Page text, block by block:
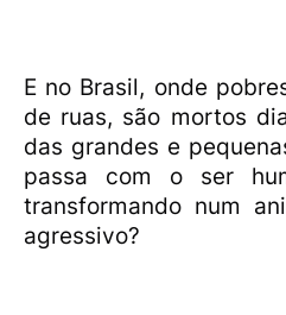
E no Brasil, onde
de ruas, são mortos
das grandes e
passa com o ser
transformando num
agressivo?